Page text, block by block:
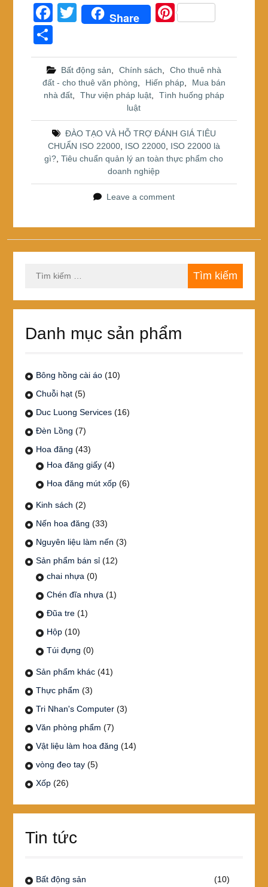
F
a
c
e
b
o
k
T
er
Share
Pi
e
st
h
ar
e
Bất động sản Chính sách
Cho thuê nhà
đất - cho thuê văn phòng
Hiến pháp,
Mua bán
nhà đất, Thư viện pháp luật,
Tình huống pháp
luật
ĐÀO TẠO VÀ HỖ TRỢ ĐÁNH GIÁ TIÊU
CHUẨN ISO 22000, ISO 22000, ISO 22000 là
gì? ,Tiêu chuẩn quản lý an toàn thực phẩm cho
doanh nghiệp
Leave a comment
kiếm
Danh mục sản phẩm
Bông hồng cài áo (10)
Chuỗi hạt (5)
Duc Luong Services (16)
Đèn Lồng (7)
Hoa đăng (43)
Hoa đăng giấy (4)
Hoa đăng mút xốp (6)
Kinh sách (2)
Nến hoa đăng (33)
Nguyên liệu làm nến (3)
Sản phẩm bán sỉ (12)
chai nhựa (0)
Chén đĩa nhựa (1)
Đũa tre (1)
Hộp (10)
Túi đựng (0)
Sản phẩm khác (41)
Thực phẩm (3)
Tri Nhan's Computer (3)
Văn phòng phẩm (7)
Vật liệu làm hoa đăng (14)
vòng đeo tay (5)
Xốp (26)
Tin tức
Bất động sản (10)